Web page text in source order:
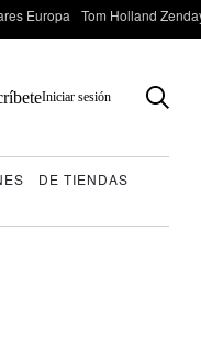
Europa Tom Holland
Iniciar sesión
DE TIENDAS